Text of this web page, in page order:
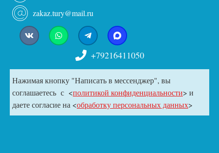
zakaz.tury@mail.ru
+79216411050
Нажимая кнопку "Написать в мессенджер", вы
соглашаетесь с <политикой конфиденциальности> и
даете согласие на <обработку персональных данных>